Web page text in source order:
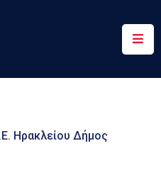
Ηρακλείου Δήμος